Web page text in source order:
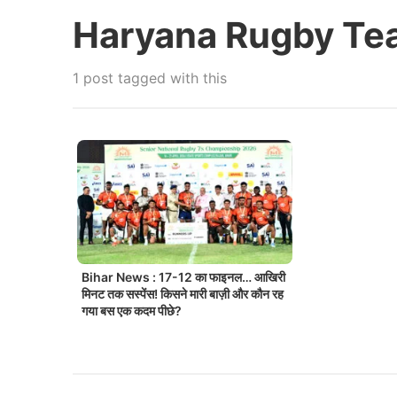
Haryana Rugby
1 post tagged with this
Bihar News : 17-12 का फाइनल… आखिरी
मिनट तक सस्पेंस! किसने मारी बाज़ी और कौन रह
गया बस एक कदम पीछे?